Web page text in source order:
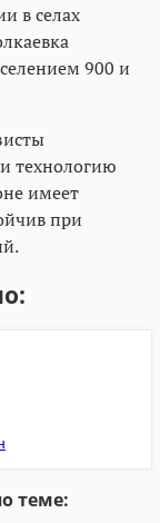
в селах
900 и
технологию
имеет
при
теме: